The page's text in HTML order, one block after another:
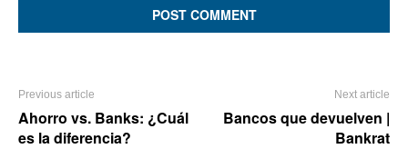
Previous article
Ahorro vs. Banks: ¿Cuál
es la diferencia?
Next article
Bancos que devuelven |
Bankrat